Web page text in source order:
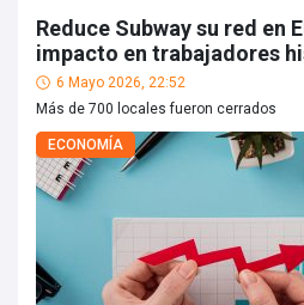
Reduce Subway su red en
impacto en trabajadores
6 Mayo 2026, 22:52
Más de 700 locales fueron cerrados
ECONOMÍA